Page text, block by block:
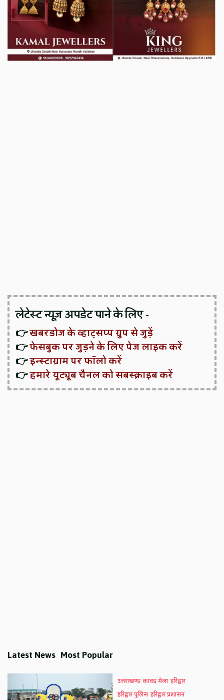
लेटेस्ट न्यूज़ अपडेट पाने के लिए -
👉खबरडोज के व्हाट्सप्प ग्रुप से जुड़ें
👉फेसबुक पर जुड़ने के लिए पेज लाइक करें
👉इन्स्टाग्राम पर फॉलो करें
👉हमारे यूट्यूब चैनल को सबस्क्राइब करें
Latest News Most Popular
उत्तराखण्ड कावड़ मेला हरिद्वार
हरिद्वार पुलिस हरिद्वार प्रशासन